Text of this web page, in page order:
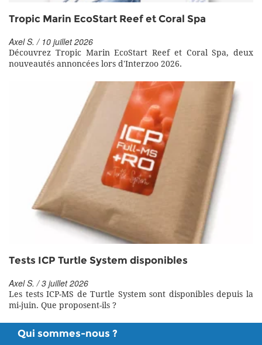
Tropic Marin EcoStart Reef et Coral Spa
Axel S. / 10 juillet 2026
Découvrez Tropic Marin EcoStart Reef et Coral Spa, deux
nouveautés annoncées lors d'Interzoo 2026.
Tests ICP Turtle System disponibles
Axel S. / 3 juillet 2026
Les tests ICP-MS de Turtle System sont disponibles depuis la
mi-juin. Que proposent-ils ?
Qui sommes-nous ?